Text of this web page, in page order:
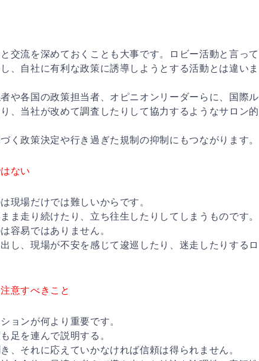
交流を深めておくことも大事です。ロビー活動と言って
、自社に有利な政策に誘導しようとする活動とは違いま
や各国の政策担当者、オピニオンリーダーらに、国際ル
、当社が改めて調査したりして協力するようなサロン的
く政策決定や行き過ぎた規制の抑制にもつながります。
ない
現場だけでは難しいからです。
ま走り続けたり、立ち往生したりしてしまうものです。
容易ではありません。
し、現場が不安を感じて逡巡したり、迷走したりするロ
意すべきこと
ョンが何より重要です。
足を連んで説明する。
、それに応えていかなければ信頼は得られません。